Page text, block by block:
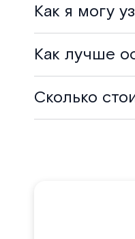
Как я могу
Как лучше
Сколько